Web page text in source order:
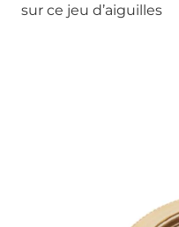
sur ce jeu d’aiguilles